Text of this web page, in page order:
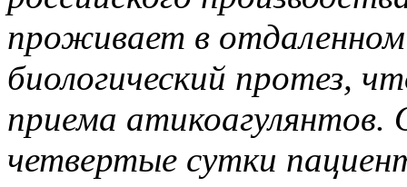
проживает в
биологический протез,
приема
четвертые сутки